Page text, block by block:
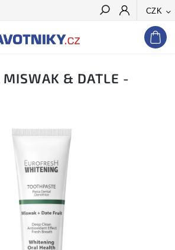
CZK
Hledat
MISWAK & DATLE -